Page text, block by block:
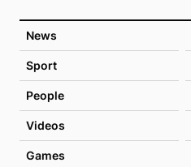
News
Sport
People
Videos
Games